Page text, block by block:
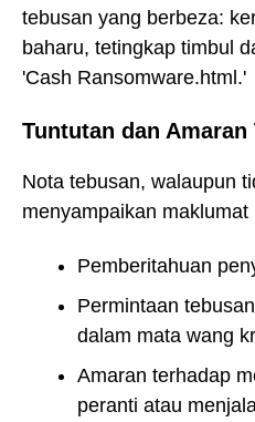
tebusan yang berbeza:
baharu, tetingkap timbul
'Cash Ransomware.html.'
Tuntutan dan Amaran
Nota tebusan, walaupun
menyampaikan
Pemberitahuan
Permintaan
dalam mata wang
Amaran terhadap
peranti atau